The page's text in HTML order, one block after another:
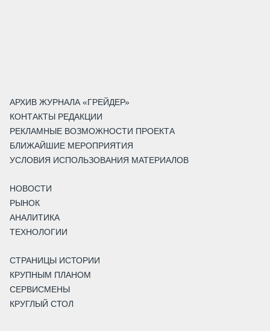
АРХИВ ЖУРНАЛА «ГРЕЙДЕР»
КОНТАКТЫ РЕДАКЦИИ
РЕКЛАМНЫЕ ВОЗМОЖНОСТИ ПРОЕКТА
БЛИЖАЙШИЕ МЕРОПРИЯТИЯ
УСЛОВИЯ ИСПОЛЬЗОВАНИЯ МАТЕРИАЛОВ
НОВОСТИ
РЫНОК
АНАЛИТИКА
ТЕХНОЛОГИИ
СТРАНИЦЫ ИСТОРИИ
КРУПНЫМ ПЛАНОМ
СЕРВИСМЕНЫ
КРУГЛЫЙ СТОЛ